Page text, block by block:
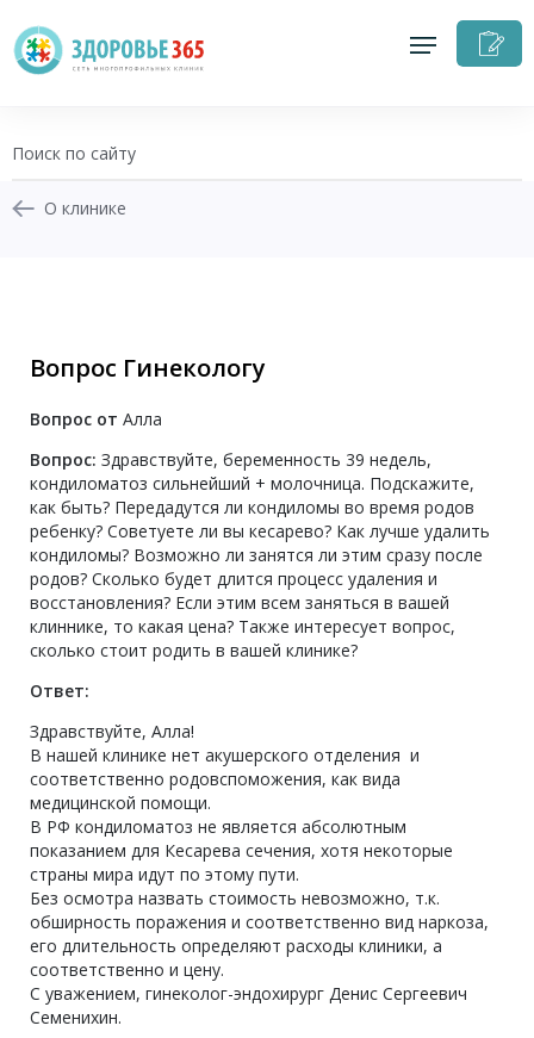
О клинике
Вопрос Гинекологу
Вопрос от Алла
Вопрос: Здравствуйте, беременность 39 недель,
кондиломатоз сильнейший + молочница. Подскажите,
как быть? Передадутся ли кондиломы во время родов
ребенку? Советуете ли вы кесарево? Как лучше удалить
кондиломы? Возможно ли занятся ли этим сразу после
родов? Сколько будет длится процесс удаления и
восстановления? Если этим всем заняться в вашей
клиннике, то какая цена? Также интересует вопрос,
сколько стоит родить в вашей клинике?
Ответ:
Здравствуйте, Алла!
В нашей клинике нет акушерского отделения и
соответственно родовспоможения, как вида
медицинской помощи.
В РФ кондиломатоз не является абсолютным
показанием для Кесарева сечения, хотя некоторые
страны мира идут по этому пути.
Без осмотра назвать стоимость невозможно, т.к.
обширность поражения и соответственно вид наркоза,
его длительность определяют расходы клиники, а
соответственно и цену.
С уважением, гинеколог-эндохирург Денис Сергеевич
Семенихин.
Личный кабинет